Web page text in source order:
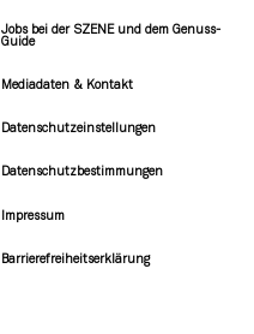
Jobs bei der SZENE und dem Genuss-
Guide
Mediadaten & Kontakt
Datenschutzeinstellungen
Datenschutzbestimmungen
Impressum
Barrierefreiheitserklärung